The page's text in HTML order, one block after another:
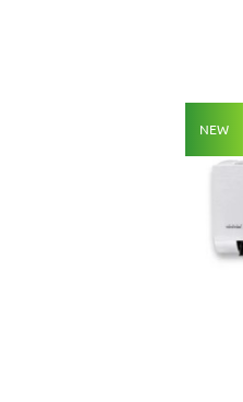
NEW